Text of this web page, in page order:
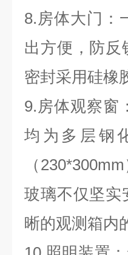
8.房体大门：
出方便，防反
密封采用硅橡
9.房体观察窗
均为多层钢
（
玻璃不仅坚实
晰的观测箱内